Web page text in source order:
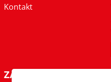
Kontakt
ZAHLARTEN